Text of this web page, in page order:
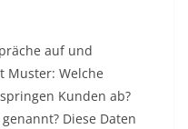
auf und
Muster: Welche
Kunden ab?
Diese Daten